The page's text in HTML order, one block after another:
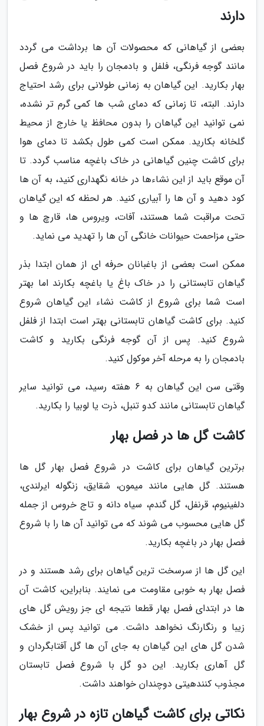
دارند
بعضی از گیاهانی که محصولات آن ها برداشت می گردد
مانند گوجه فرنگی، فلفل و بادمجان را باید در شروع فصل
بهار بکارید. این گیاهان به زمانی طولانی برای رشد احتیاج
دارند. البته، تا زمانی که دمای شب ها کمی گرم تر نشده،
نمی توانید این گیاهان را بدون محافظ یا خارج از محیط
گلخانه بکارید. ممکن است کمی طول بکشد تا دمای هوا
برای کاشت چنین گیاهانی در خاک باغچه مناسب گردد. تا
آن موقع باید از این نشاءها در خانه نگهداری کنید، به آن ها
کود دهید و آن ها را آبیاری کنید. هر لحظه که این گیاهان
تحت مراقبت شما هستند، آفات، ویروس ها، قارچ ها و
حتی مزاحمت حیوانات خانگی آن ها را تهدید می نماید.
ممکن است بعضی از باغبانان حرفه ای از همان ابتدا بذر
گیاهان تابستانی را در خاک باغ یا باغچه بکارند اما بهتر
است شما برای شروع از کاشت نشاء این گیاهان شروع
کنید. برای کاشت گیاهان تابستانی بهتر است ابتدا از فلفل
شروع کنید. پس از آن گوجه فرنگی بکارید و کاشت
بادمجان را به مرحله آخر موکول کنید.
وقتی سن این گیاهان به 6 هفته رسید، می توانید سایر
گیاهان تابستانی مانند کدو تنبل، ذرت یا لوبیا را بکارید.
کاشت گل ها در فصل بهار
برترین گیاهان برای کاشت در شروع فصل بهار گل ها
هستند. گل هایی مانند میمون، شقایق، زنگوله ایرلندی،
دلفینیوم، قرنفل، گل گندم، سیاه دانه و تاج خروس از جمله
گل هایی محسوب می شوند که می توانید آن ها را با شروع
فصل بهار در باغچه بکارید.
این گل ها از سرسخت ترین گیاهان برای رشد هستند و در
فصل بهار به خوبی مقاومت می نمایند. بنابراین، کاشت آن
ها در ابتدای فصل بهار قطعا نتیجه ای جز رویش گل های
زیبا و رنگارنگ نخواهد داشت. می توانید پس از خشک
شدن گل های این گیاهان به جای آن ها گل آفتابگردان و
گل آهاری بکارید. این دو گل با شروع فصل تابستان
مجذوب کنندهیتی دوچندان خواهند داشت.
نکاتی برای کاشت گیاهان تازه در شروع بهار